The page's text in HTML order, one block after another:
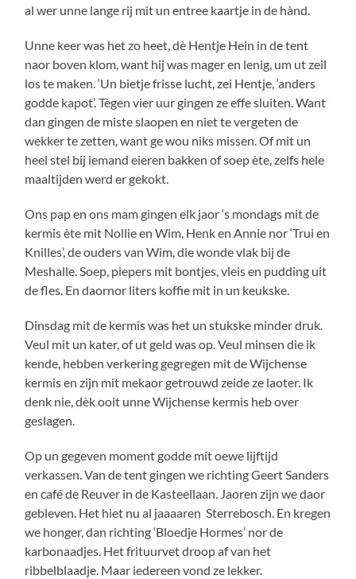
al wer unne lange rij mit un entree kaartje in de hànd.
Unne keer was het zo heet, dè Hentje Hein in de tent
naor boven klom, want hij was mager en lenig, um ut zeil
los te maken. ‘Un bietje frisse lucht, zei Hentje, ‘anders
godde kapot’. Tègen vier uur gingen ze effe sluiten. Want
dan gingen de miste slaopen en niet te vergeten de
wekker te zetten, want ge wou niks missen. Of mit un
heel stel bij iemand eieren bakken of soep ète, zelfs hele
maaltijden werd er gekokt.
Ons pap en ons mam gingen elk jaor ‘s mondags mit de
kermis ète mit Nollie en Wim, Henk en Annie nor ‘Trui en
Knilles’, de ouders van Wim, die wonde vlak bij de
Meshalle. Soep, piepers mit bontjes, vleis en pudding uit
de fles. En daornor liters koffie mit in un keukske.
Dinsdag mit de kermis was het un stukske minder druk.
Veul mit un kater, of ut geld was op. Veul minsen die ik
kende, hebben verkering gegregen mit de Wijchense
kermis en zijn mit mekaor getrouwd zeide ze laoter. Ik
denk nie, dèk ooit unne Wijchense kermis heb over
geslagen.
Op un gegeven moment godde mit oewe lijftijd
verkassen. Van de tent gingen we richting Geert Sanders
en café de Reuver in de Kasteellaan. Jaoren zijn we daor
gebleven. Het hiet nu al jaaaaren Sterrebosch. En kregen
we honger, dan richting ‘Bloedje Hormes’ nor de
karbonaadjes. Het frituurvet droop af van het
ribbelblaadje. Maar iedereen vond ze lekker.